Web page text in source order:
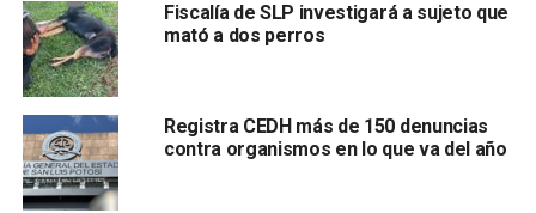
Fiscalía de SLP investigará a sujeto que
mató a dos perros
Registra CEDH más de 150 denuncias
contra organismos en lo que va del año